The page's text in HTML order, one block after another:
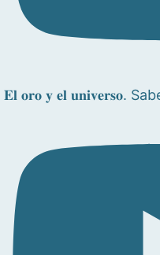
𝐄𝐥 𝐨𝐫𝐨 𝐲 𝐞𝐥 𝐮𝐧𝐢𝐯𝐞𝐫𝐬𝐨.